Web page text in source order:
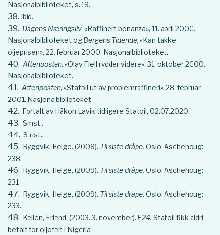
Nasjonalbiblioteket, s. 19.
Ibid.
Dagens Næringsliv, «Raffinert bonanza», 11. april 2000.
Nasjonalbiblioteket og Bergens Tidende, «Kan takke
oljeprisen», 22. februar 2000. Nasjonalbiblioteket.
Aftenposten, «Olav Fjell rydder videre», 31. oktober 2000.
Nasjonalbiblioteket.
Aftenposten, «Statoil ut av problemraffineri», 28. februar
2001. Nasjonalbiblioteket
Fortalt av Håkon Lavik tidligere Statoil, 02.07.2020.
Smst..
Smst..
Ryggvik, Helge. (2009). Til siste dråpe. Oslo: Aschehoug:
238.
Ryggvik, Helge. (2009). Til siste dråpe. Oslo: Aschehoug:
231
Ryggvik, Helge. (2009). Til siste dråpe. Oslo: Aschehoug:
233.
Keilen, Erlend. (2003. 3. november). E24. Statoil fikk aldri
betalt for oljefelt i Nigeria